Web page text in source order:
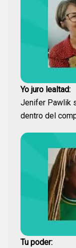
Yo juro lealtad:
Jenifer Pawlik
dentro del
Tu poder: